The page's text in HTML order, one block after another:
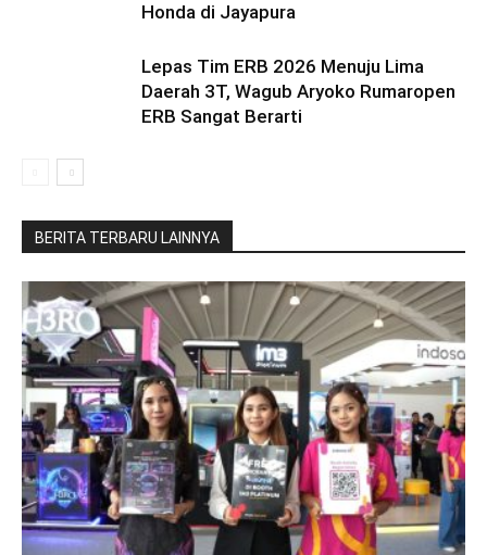
Honda di Jayapura
Lepas Tim ERB 2026 Menuju Lima
Daerah 3T, Wagub Aryoko Rumaropen
ERB Sangat Berarti
BERITA TERBARU LAINNYA